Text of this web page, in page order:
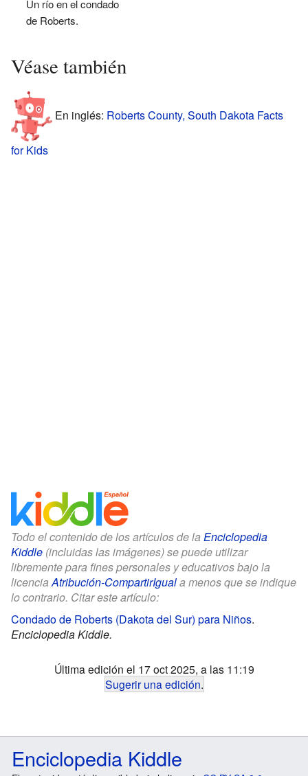
Un río en el condado
de Roberts.
Véase también
En inglés: Roberts County, South Dakota Facts
for Kids
Todo el contenido de los artículos de la Enciclopedia
Kiddle (incluidas las imágenes) se puede utilizar
libremente para fines personales y educativos bajo la
licenciaAtribución-CompartirIguala menos que se indique
lo contrario. Citar este artículo:
Condado de Roberts (Dakota del Sur) para Niños.
Enciclopedia Kiddle.
Última edición el 17 oct 2025, a las 11:19
Sugerir una edición.
Enciclopedia Kiddle